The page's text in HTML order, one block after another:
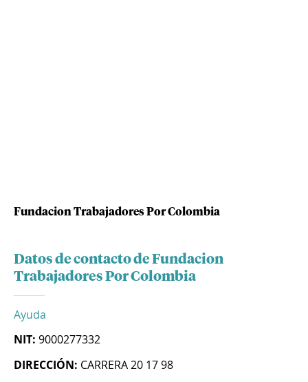
Fundacion Trabajadores Por Colombia
Datos de contacto de Fundacion
Trabajadores Por Colombia
Ayuda
NIT: 9000277332
DIRECCIÓN: CARRERA 20 17 98